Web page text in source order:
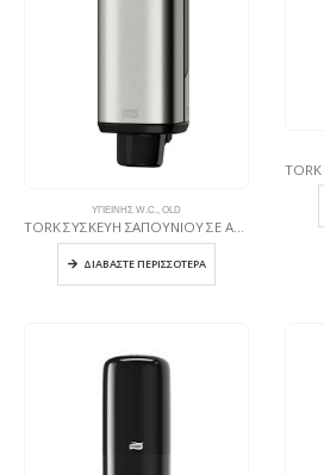
ΥΓΙΕΙΝΉΣ W.C., OLD
TORK ΣΥΣΚΕΥΗ ΣΑΠΟΥΝΙΟΥ ΣΕ ΑΦΡΟ
ΔΙΑΒΆΣΤΕ ΠΕΡΙΣΣΌΤΕΡΑ